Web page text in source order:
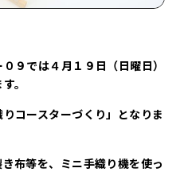
９では４月１９日（日曜日）
。
コースターづくり」となりま
布等を、ミニ手織り機を使っ